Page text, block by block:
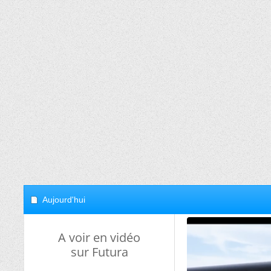
Aujourd'hui
A voir en vidéo
sur Futura